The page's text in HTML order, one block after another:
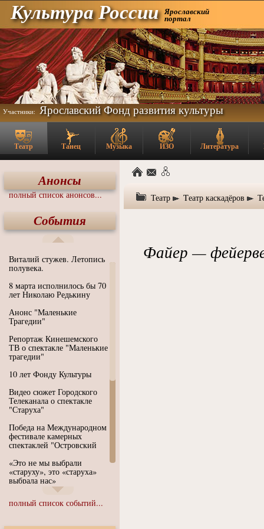
Культура России Ярославский
портал
Участники: Ярославский Фонд развития культуры
Театр Танец Музыка ИЗО Литература
Анонсы
полный список анонсов...
События
Виталий стужев. Летопись
полувека.
8 марта исполнилось бы 70
лет Николаю Редькину
Анонс "Маленькие
Трагедии"
Репортаж Кинешемского
ТВ о спектакле "Маленькие
трагедии"
10 лет Фонду Культуры
Видео сюжет Городского
Телеканала о спектакле
"Старуха"
Победа на Международном
фестивале камерных
спектаклей "Островский
«Это не мы выбрали
«старуху», это «старуха»
выбрала нас»
Иммерсивный спектакль
"Язык чистого полета
полный список событий...
Театр Tеатр каскадёров
Файер —